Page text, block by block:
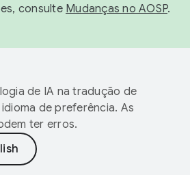
consulte Mudanças no AOSP.
de IA na tradução de
de preferência. As
ter erros.